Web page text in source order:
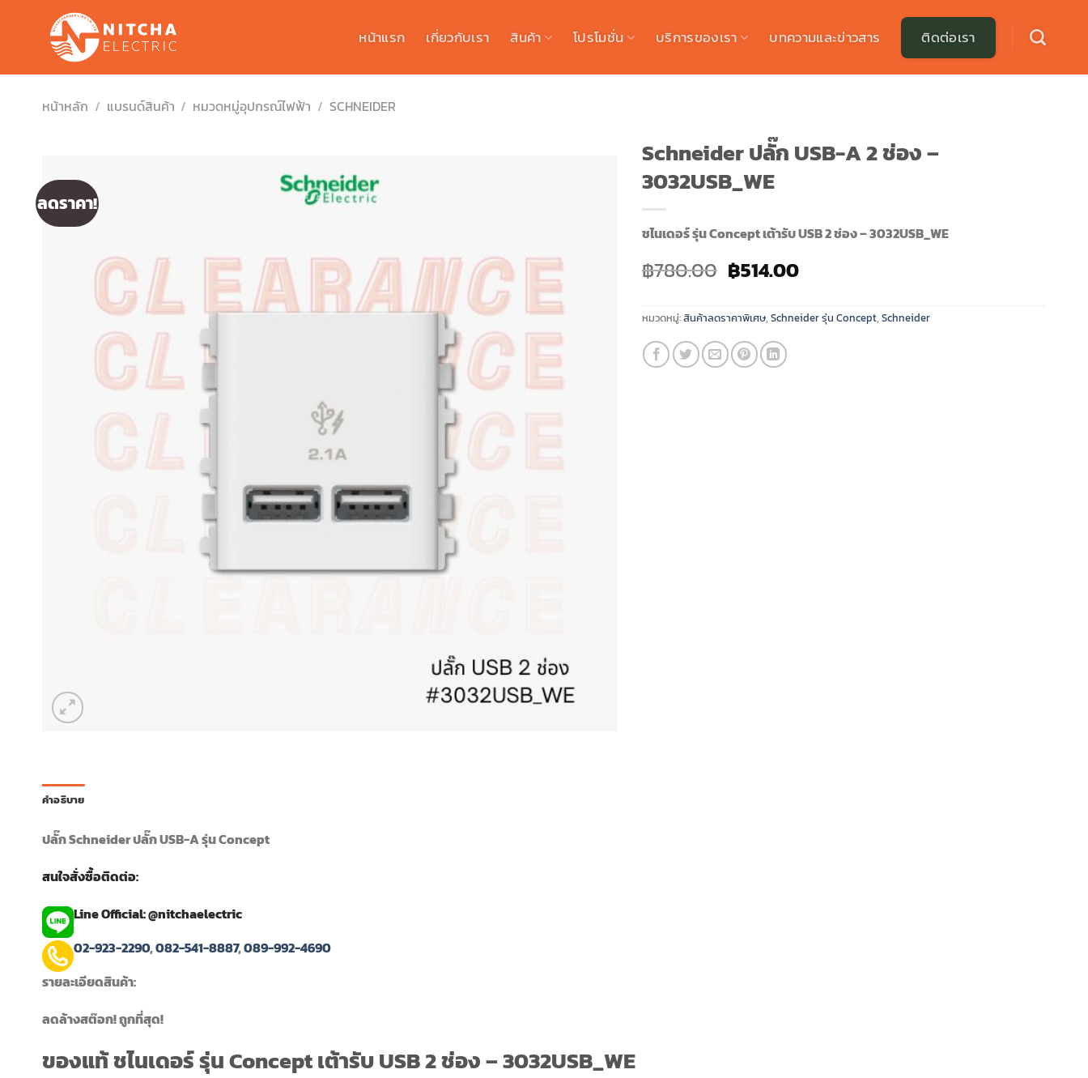
หน้าแรก เกี่ยวกับเรา สินค้า โปรโมชั่น บริการของเรา บทความและข่าวสาร ติดต่อเรา
หน้าหลัก / แบรนด์สินค้า / หมวดหมู่อุปกรณ์ไฟฟ้า / SCHNEIDER
ลดราคา!
Schneider ปลั๊ก USB-A 2 ช่อง –
3032USB_WE
ชไนเดอร์ รุ่น Concept เต้ารับ USB 2 ช่อง – 3032USB_WE
฿780.00 Original
was:
฿780.00.
฿514.00Current
is:
฿514.00.
หมวดหมู่:สินค้าลดราคาพิเศษ, Schneider รุ่น Concept, Schneider
คำอธิบาย
ปลั๊ก Schneider ปลั๊ก USB-A รุ่น Concept
สนใจสั่งซื้อติดต่อ:
Line Official: @nitchaelectric
02-923-2290,082-541-8887,089-992-4690
รายละเอียดสินค้า:
ลดล้างสต๊อก! ถูกที่สุด!
ของแท้ ชไนเดอร์ รุ่น Concept เต้ารับ USB 2 ช่อง – 3032USB_WE